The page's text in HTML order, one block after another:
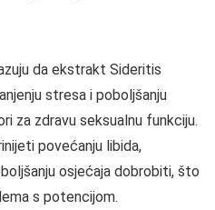
da ekstrakt Sideritis
stresa i poboljšanju
za zdravu seksualnu funkciju.
povećanju libida,
osjećaja dobrobiti, što
s potencijom.